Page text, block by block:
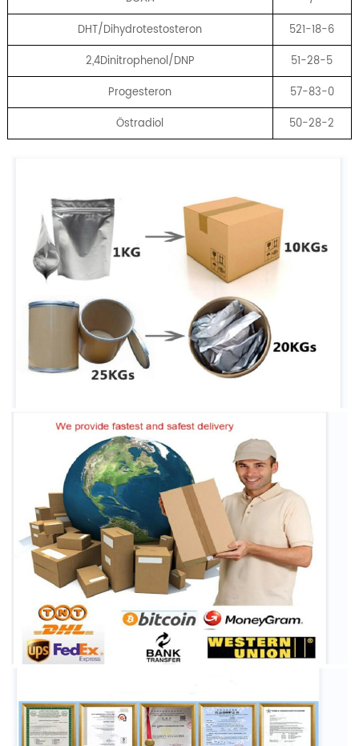
DHT/Dihydrotestosteron
521-18-6
2,4Dinitrophenol/DNP
51-28-5
Progesteron
57-83-0
Östradiol
50-28-2